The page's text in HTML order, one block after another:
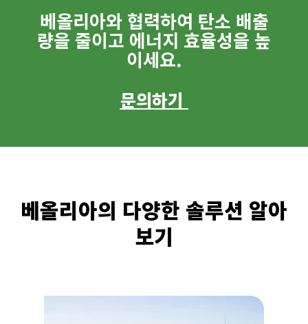
베올리아와 협력하여 탄소 배출
량을 줄이고 에너지 효율성을 높
이세요.
문의하기
베올리아의 다양한 솔루션 알아
보기